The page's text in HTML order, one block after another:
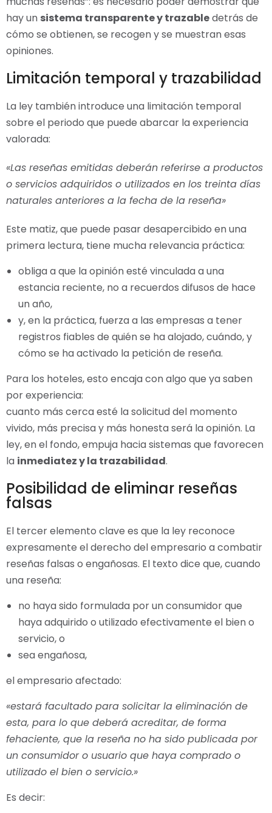
hay un sistema transparente y trazabledetrás de
cómo se obtienen, se recogen y se muestran esas
opiniones.
Limitación temporal y trazabilidad
La ley también introduce una limitación temporal
sobre el periodo que puede abarcar la experiencia
valorada:
«Las reseñas emitidas deberán referirse a productos
o servicios adquiridos o utilizados en los treinta días
naturales anteriores a la fecha de la reseña»
Este matiz, que puede pasar desapercibido en una
primera lectura, tiene mucha relevancia práctica:
obliga a que la opinión esté vinculada a una
estancia reciente, no a recuerdos difusos de hace
un año,
y, en la práctica, fuerza a las empresas a tener
registros fiables de quién se ha alojado, cuándo, y
cómo se ha activado la petición de reseña.
Para los hoteles, esto encaja con algo que ya saben
por experiencia:
cuanto más cerca esté la solicitud del momento
vivido, más precisa y más honesta será la opinión. La
ley, en el fondo, empuja hacia sistemas que favorecen
la inmediatez y la trazabilidad.
Posibilidad de eliminar reseñas
falsas
El tercer elemento clave es que la ley reconoce
expresamente el derecho del empresario a combatir
reseñas falsas o engañosas. El texto dice que, cuando
una reseña:
no haya sido formulada por un consumidor que
haya adquirido o utilizado efectivamente el bien o
servicio, o
sea engañosa,
el empresario afectado:
«estará facultado para solicitar la eliminación de
esta, para lo que deberá acreditar, de forma
fehaciente, que la reseña no ha sido publicada por
un consumidor o usuario que haya comprado o
utilizado el bien o servicio.»
Es decir: